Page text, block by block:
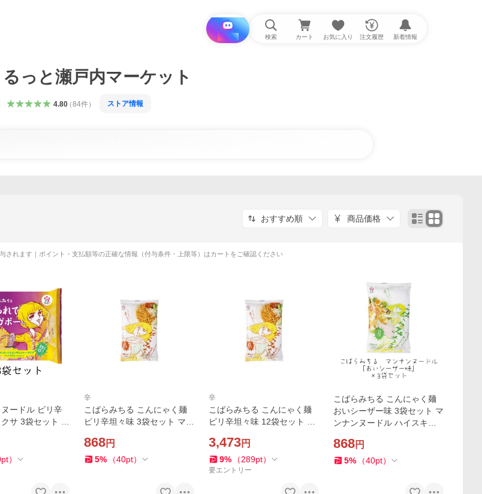
i と探す 検索 カート お気に入り 注文履歴 新着情報
るっと瀬戸内マーケット
4.80（84件） ストア情報
おすすめ順 商品価格
されます｜ポイント・支払額等の正確な情報（付与条件・上限等）はカートをご確認ください
ードル ピリ辛
サ 3袋セット こ
ー食品
pt）
辛
こばらみちる こんにゃく麺
ピリ辛坦々味 3袋セット マン
品
868円
5% （40pt）
辛
こばらみちる こんにゃく麺
ピリ辛坦々味 12袋セット マ
食品
3,473円
9% （289pt）
要エントリー
こばらみちる こんにゃく麺
おいシーザー味 3袋セット マ
ンナンヌードル ハイスキー
868円
5% （40pt）